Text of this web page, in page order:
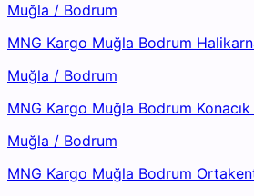
Muğla / Bodrum
MNG Kargo Muğla Bodrum
Muğla / Bodrum
MNG Kargo Muğla Bodrum Konacık
Muğla / Bodrum
MNG Kargo Muğla Bodrum